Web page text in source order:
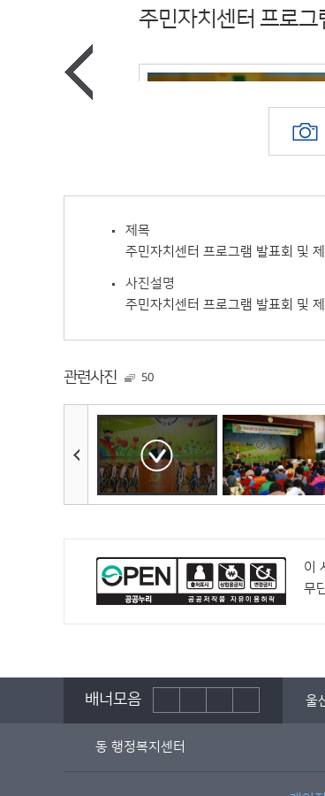
주민자치센터 프로그
제목
주민자치센터 프로그램 발표회 및
사진설명
주민자치센터 프로그램 발표회 및
관련사진 50
이
무
배너모음전국시장군수구청장협의회 울
동 행정복지센터